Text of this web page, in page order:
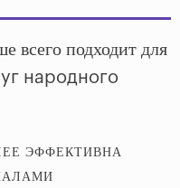
всего подходит для
народного
ЭФФЕКТИВНА